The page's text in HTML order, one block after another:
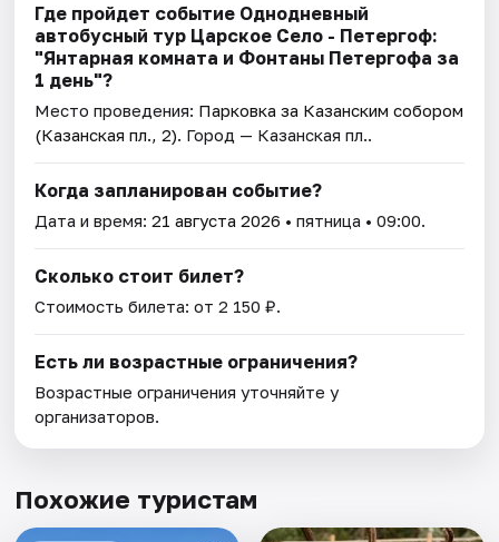
Где пройдет событие Однодневный
автобусный тур Царское Село - Петергоф:
"Янтарная комната и Фонтаны Петергофа за
1 день"?
Место проведения: Парковка за Казанским собором
(Казанская пл., 2). Город — Казанская пл..
Когда запланирован событие?
Дата и время:21 августа 2026 • пятница • 09:00.
Сколько стоит билет?
Стоимость билета: от 2 150 ₽.
Есть ли возрастные ограничения?
Возрастные ограничения уточняйте у
организаторов.
Похожие туристам